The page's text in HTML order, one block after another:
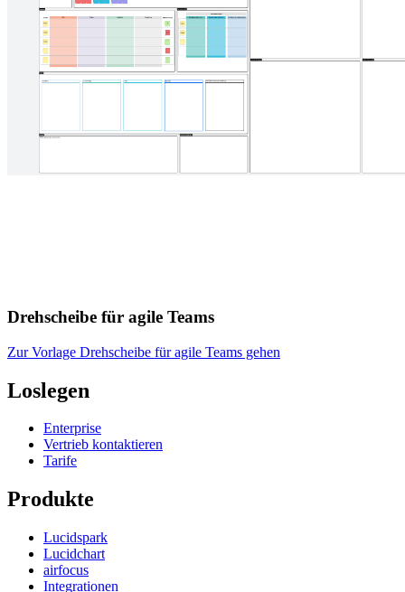
Drehscheibe für agile Teams
Zur Vorlage Drehscheibe für agile Teams gehen
Loslegen
Enterprise
Vertrieb kontaktieren
Tarife
Produkte
Lucidspark
Lucidchart
airfocus
Integrationen